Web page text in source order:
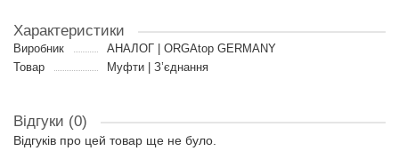
Характеристики
Виробник
АНАЛОГ | ORGAtop GERMANY
Товар
Муфти | З’єднання
Відгуки (0)
Відгуків про цей товар ще не було.